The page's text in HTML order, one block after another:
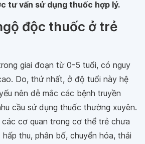
tư vấn sử dụng thuốc hợp lý.
độc thuốc ở trẻ
giai đoạn từ 0-5 tuổi, có nguy
Do, thứ nhất, ở độ tuổi này hệ
nên dễ mắc các bệnh truyền
cầu sử dụng thuốc thường xuyên.
cơ quan trong cơ thể trẻ chưa
thu, phân bố, chuyển hóa, thải